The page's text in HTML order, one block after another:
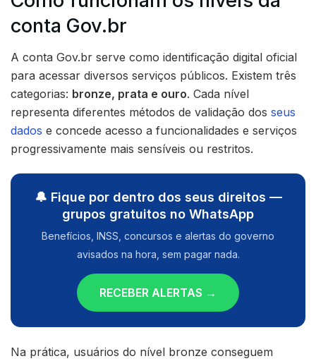
conta Gov.br
A conta Gov.br serve como identificação digital oficial
para acessar diversos serviços públicos. Existem três
categorias: bronze, prata e ouro. Cada nível
representa diferentes métodos de validação dos seus
dados e concede acesso a funcionalidades e serviços
progressivamente mais sensíveis ou restritos.
🔔 Fique por dentro dos seus direitos —
grupos gratuitos no WhatsApp
Benefícios, INSS, concursos e alertas do governo
avisados na hora, sem pagar nada.
RECEBER ALERTAS →
Na prática, usuários do nível bronze conseguem